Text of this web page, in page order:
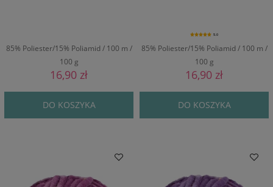
85% Poliester/15% Poliamid / 100 m /
100 g
16,90 zł
DO KOSZYKA
85% Poliester/15% Poliamid / 100 m /
100 g
5.0
16,90 zł
DO KOSZYKA